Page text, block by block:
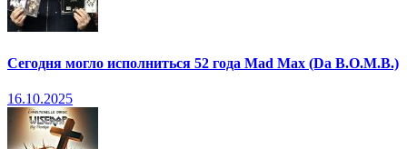
Сегодня могло исполниться 52 года Mad Max (Da B.O.M.B.)
16.10.2025